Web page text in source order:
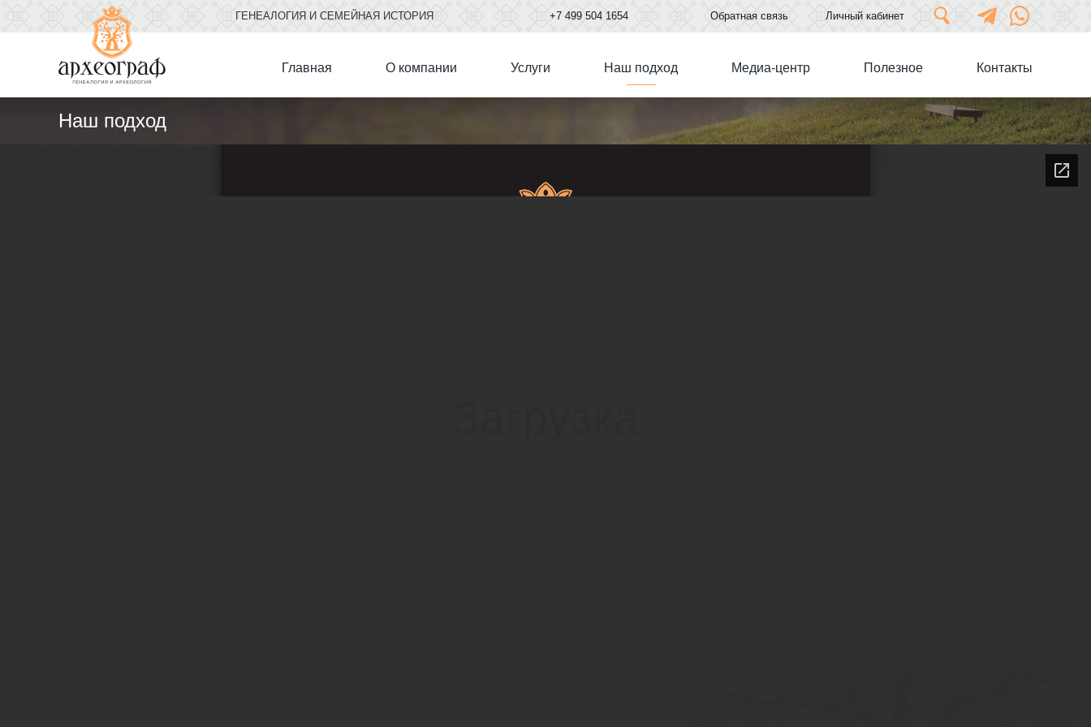
ГЕНЕАЛОГИЯ И СЕМЕЙНАЯ ИСТОРИЯ +7 499 504 1654 Обратная связь Личный кабинет
Главная О компании Услуги Наш подход Медиа-центр Полезное Контакты
Наш подход